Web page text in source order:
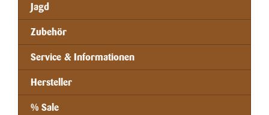
Jagd
Zubehör
Service & Informationen
Hersteller
% Sale